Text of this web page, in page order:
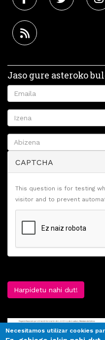
Jaso gure asteroko
CAPTCHA
This question is for testing
visitor and to prevent
Harpidetu nahi dut!
Necesitamos utilizar cookies